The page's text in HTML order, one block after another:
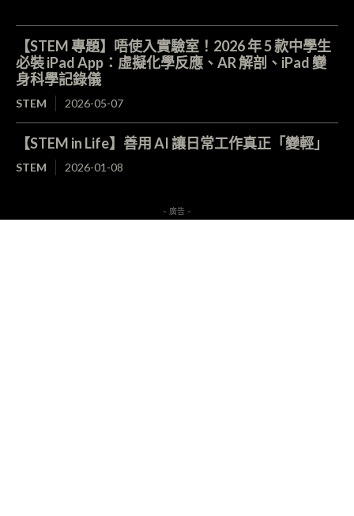
【STEM 專題】唔使入實驗室！2026 年 5 款中學生
必裝 iPad App：虛擬化學反應、AR 解剖、iPad 變
身科學記錄儀
STEM 2026-05-07
【STEM in Life】善用 AI 讓日常工作真正「變輕」
STEM 2026-01-08
- 廣告 -